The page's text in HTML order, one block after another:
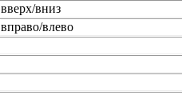
вверх/вниз
вправо/влево